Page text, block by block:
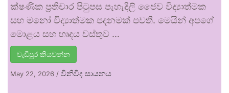
ක්ෂණික ප්‍රතිචාර පිටුපස පැහැදිලි ජෛව විද්‍යාත්මක
සහ මනෝ විද්‍යාත්මක පදනමක් පවතී. මෙයින් අපගේ
මොළය සහ හෘදය වස්තුව …
වැඩිපුර කියවන්න
May 22, 2026 / විනිවිද සායනය